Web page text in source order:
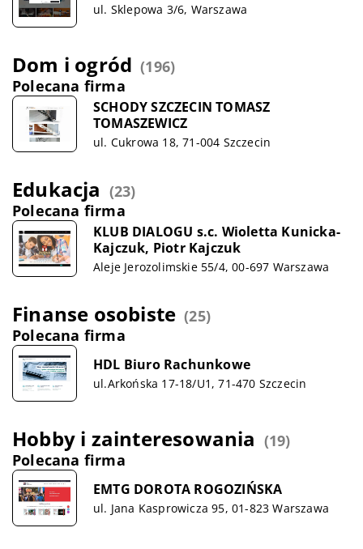
ul. Sklepowa 3/6, Warszawa
Dom i ogród (196)
Polecana firma
SCHODY SZCZECIN TOMASZ
TOMASZEWICZ
ul. Cukrowa 18, 71-004 Szczecin
Edukacja (23)
Polecana firma
KLUB DIALOGU s.c. Wioletta Kunicka-
Kajczuk, Piotr Kajczuk
Aleje Jerozolimskie 55/4, 00-697 Warszawa
Finanse osobiste (25)
Polecana firma
HDL Biuro Rachunkowe
ul.Arkońska 17-18/U1, 71-470 Szczecin
Hobby i zainteresowania (19)
Polecana firma
EMTG DOROTA ROGOZIŃSKA
ul. Jana Kasprowicza 95, 01-823 Warszawa